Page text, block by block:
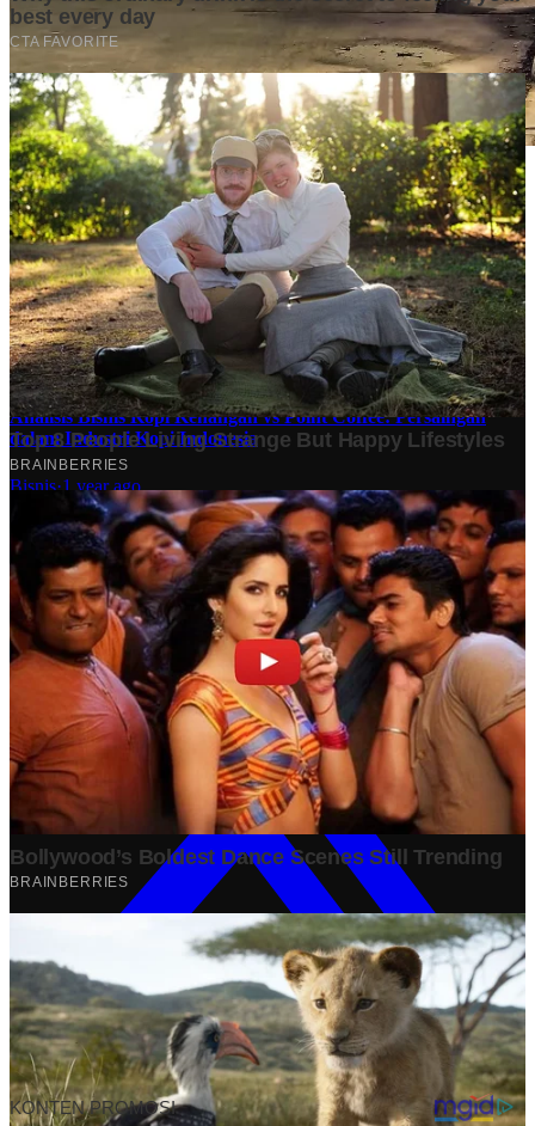
Stok BBM di Indonesia Hanya Tinggal 21 Hari, Apa
Dampaknya bagi Masyarakat?
Finansial·5 months ago
10 Makam Wali di Banten: Tempat Suci yang Memancarkan
Spiritualitas dan Sejarah
Tech·2 years ago
Analisis Bisnis Kopi Kenangan vs Point Coffee: Persaingan
dalam Industri Kopi Indonesia
Bisnis·1 year ago
Share: